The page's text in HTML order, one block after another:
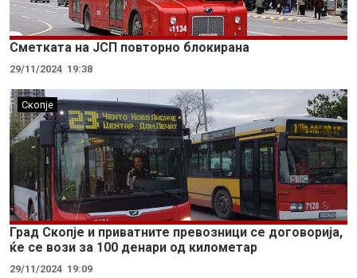
Сметката на ЈСП повторно блокирана
29/11/2024 19:38
Скопје
Град Скопје и приватните превозници се договорија,
ќе се вози за 100 денари од километар
29/11/2024 19:09